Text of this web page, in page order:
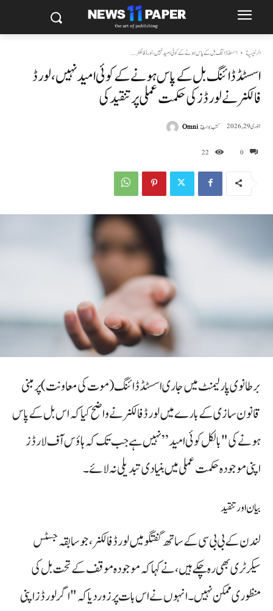
الرئيسية اسسٹڈ ڈائنگ بل کے پاس ہونے کے کوئی امید نہیں، لورڈ فالکنر...
اسسٹڈ ڈائنگ بل کے پاس ہونے کے کوئی امید نہیں، لورڈ
فالکنر نے لورڈز کی حکمت عملی پر تنقید کی
0
22
جنوری 29, 2026 كتب بواسطةOmni
برطانوی پارلیمنٹ میں جاری اسسٹڈ ڈائنگ (موت کی معاونت) پر مبنی
قانون سازی کے بارے میں لورڈ فالکنر نے واضح کیا کہ اس بل کے پاس
ہونے کی "بالکل کوئی امید” نہیں ہے جب تک کہ ہاؤس آف لارڈز
اپنی موجودہ حکمت عملی میں بنیادی تبدیلی نہ لائے۔
بیان اور تنقید
لندن کے بی بی سی کے ساتھ گفتگو میں لورڈ فالکنر، جو سابقہ جسٹس
سیکرٹری بھی رہ چکے ہیں، نے کہا کہ موجودہ موقف کے تحت بل کی
منظوری ممکن نہیں۔ انہوں نے اس بات پر زور دیا کہ "اگر لورڈز اپنی